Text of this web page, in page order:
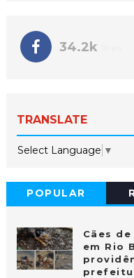
34.2k
TRANSLATE
Select Language ▼
POPULAR
Cães
em Rio